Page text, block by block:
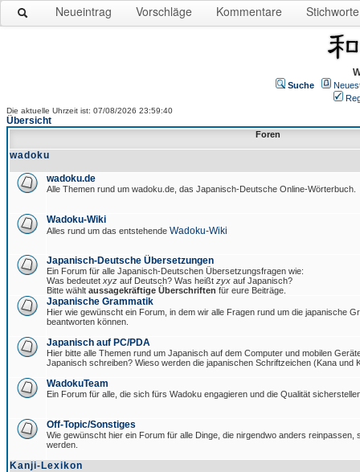
Neueintrag Vorschläge Kommentare Stichworte
Suche
Die aktuelle Uhrzeit ist: 07/08/2026 23:59:40
Übersicht
Foren
wadoku
wadoku.de
Alle Themen rund um wadoku.de, das Japanisch-Deutsche Online-Wörterbuch.
Wadoku-Wiki
Alles rund um das entstehende Wadoku-Wiki
Japanisch-Deutsche Übersetzungen
Ein Forum für alle Japanisch-Deutschen Übersetzungsfragen wie:
Was bedeutet xyz auf Deutsch? Was heißt zyx auf Japanisch?
Bitte wählt aussagekräftige Überschriften für eure Beiträge.
Japanische Grammatik
Hier wie gewünscht ein Forum, in dem wir alle Fragen rund um die japanische
beantworten können.
Japanisch auf PC/PDA
Hier bitte alle Themen rund um Japanisch auf dem Computer und mobilen
Japanisch schreiben? Wieso werden die japanischen Schriftzeichen (Kana und
WadokuTeam
Ein Forum für alle, die sich fürs Wadoku engagieren und die Qualität
Off-Topic/Sonstiges
Wie gewünscht hier ein Forum für alle Dinge, die nirgendwo anders reinpassen,
werden.
Kanji-Lexikon